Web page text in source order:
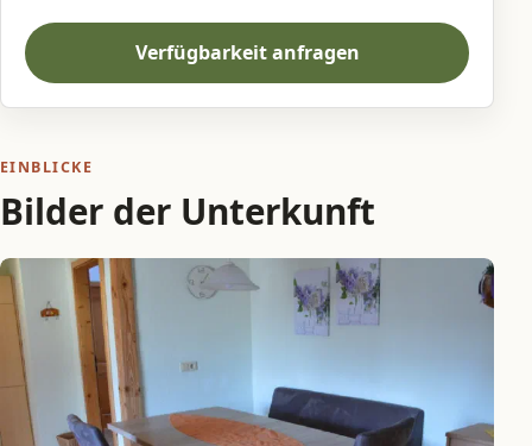
Verfügbarkeit anfragen
EINBLICKE
Bilder der Unterkunft